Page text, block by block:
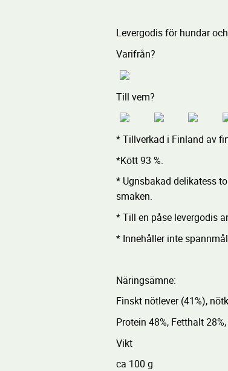
Levergodis för hundar
Varifrån?
Till vem?
* Tillverkad i Finland av
*Kött 93 %.
* Ugnsbakad delikatess
smaken.
* Till en påse levergodis
* Innehåller inte
Näringsämne:
Finskt nötlever (41%),
Protein 48%, Fetthalt
Vikt
ca 100 g